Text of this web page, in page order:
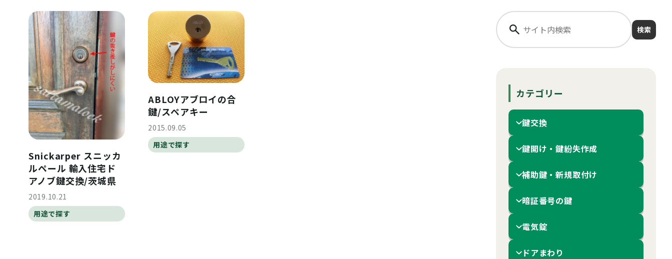
Snickarper スニッカ
ルペール 輸入住宅ド
アノブ鍵交換/茨城県
2019.10.21
用途で探す
ABLOYアブロイの合
鍵/スペアキー
2015.09.05
用途で探す
検索
カテゴリー
鍵交換
鍵開け・鍵紛失作成
補助鍵・新規取付け
暗証番号の鍵
電気錠
ドアまわり